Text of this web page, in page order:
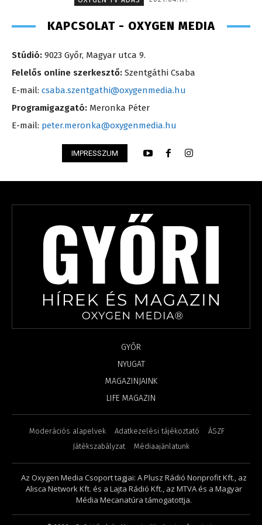
KAPCSOLAT - OXYGEN MEDIA
Stúdió: 9023 Győr, Magyar utca 9.
Felelős online szerkesztő: Szentgáthi Csaba
E-mail: csaba.szentgathi@oxygenmedia.hu
Programigazgató: Meronka Péter
E-mail: peter.meronka@oxygenmedia.hu
IMPRESSZUM
GYŐR
NYUGAT
MAGAZINJAINK
LIFE MAGAZIN
Moderációs alapelvek Adatkezelési tájékoztató
ÁSZF
Játékszabályzat
Médiaajánlatunk
Az Oxygen Media Csoport tagjai: A Plusz Rádió Nonprofit Kft., az
Alisca Network Kft. és a Lajta Rádió Kft., az MTVA és a Magyar
Média Mecanatúra támogatottja.